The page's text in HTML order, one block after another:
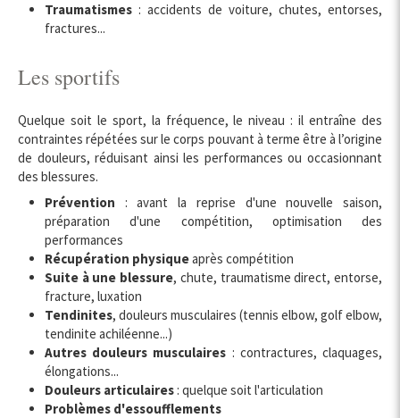
Traumatismes : accidents de voiture, chutes, entorses,
fractures...
Les sportifs
Quelque soit le sport, la fréquence, le niveau : il entraîne des
contraintes répétées sur le corps pouvant à terme être à l’origine
de douleurs, réduisant ainsi les performances ou occasionnant
des blessures.
Prévention : avant la reprise d'une nouvelle saison,
préparation d'une compétition, optimisation des
performances
Récupération physiqueaprès compétition
Suite à une blessure, chute, traumatisme direct, entorse,
fracture, luxation
Tendinites, douleurs musculaires (tennis elbow, golf elbow,
tendinite achiléenne...)
Autres douleurs musculaires : contractures, claquages,
élongations...
Douleurs articulaires : quelque soit l'articulation
Problèmes d'essoufflements